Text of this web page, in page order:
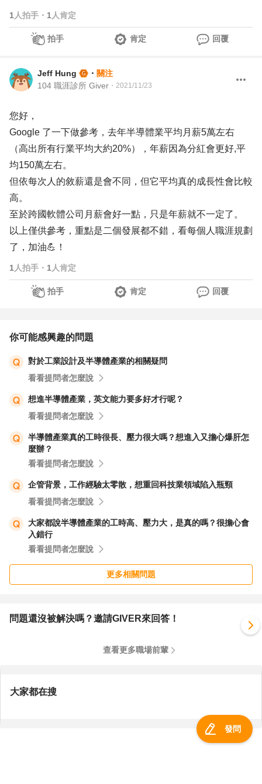
1 人拍手 ・ 1 人肯定
拍手 肯定 回覆
Jeff Hung ・ 關注
104 職涯診所 Giver ・ 2021/11/23
您好，
Google 了一下做參考，去年半導體業平均月薪5萬左右
（高出所有行業平均大約20%），年薪因為分紅會更好,平
均150萬左右。
但依每次人的敘薪還是會不同，但它平均真的成長性會比較
高。
至於跨國軟體公司月薪會好一點，只是年薪就不一定了。
以上僅供參考，重點是二個發展都不錯，看每個人職涯規劃
了，加油💪！
1 人拍手 ・ 1 人肯定
拍手 肯定 回覆
你可能感興趣的問題
對於工業設計及半導體產業的相關疑問
看看提問者怎麼說
想進半導體產業，英文能力要多好才行呢？
看看提問者怎麼說
半導體產業真的工時很長、壓力很大嗎？想進入又擔心爆肝怎
麼辦？
看看提問者怎麼說
企管背景，工作經驗太零散，想重回科技業領域陷入瓶頸
看看提問者怎麼說
大家都說半導體產業的工時高、壓力大，是真的嗎？很擔心會
入錯行
看看提問者怎麼說
更多相關問題
問題還沒被解決嗎？邀請GIVER來回答！
查看更多職場前輩
大家都在搜
發問